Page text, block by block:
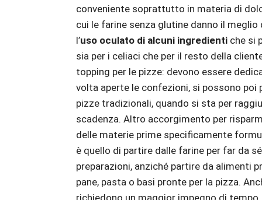
conveniente soprattutto in materia di
cui le farine senza glutine danno il meglio
l’uso oculato di alcuni ingredienti che si
sia per i celiaci che per il resto della
topping per le pizze: devono essere
volta aperte le confezioni, si possono poi
pizze tradizionali, quando si sta per
scadenza. Altro accorgimento per
delle materie prime specificamente
è quello di partire dalle farine per far da
preparazioni, anziché partire da alimenti
pane, pasta o basi pronte per la pizza.